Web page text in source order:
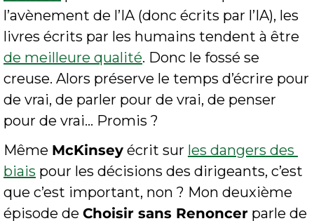
l’avènement de l’IA (donc écrits par l’IA), les
de meilleure qualité. Donc le fossé se
creuse. Alors préserve le temps d’écrire pour
de vrai, de parler pour de vrai, de penser
pour de vrai… Promis ?
Même McKinsey écrit sur les dangers des
biais pour les décisions des dirigeants, c’est
que c’est important, non ? Mon deuxième
épisode de Choisir sans Renoncer